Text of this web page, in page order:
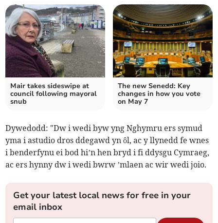
Mair takes sideswipe at
council following mayoral
snub
The new Senedd: Key
changes in how you vote
on May 7
Dywedodd: "Dw i wedi byw yng Nghymru ers symud
yma i astudio dros ddegawd yn ôl, ac y llynedd fe wnes
i benderfynu ei bod hi’n hen bryd i fi ddysgu Cymraeg,
ac ers hynny dw i wedi bwrw ’mlaen ac wir wedi joio.
Get your latest local news for free in your
email inbox